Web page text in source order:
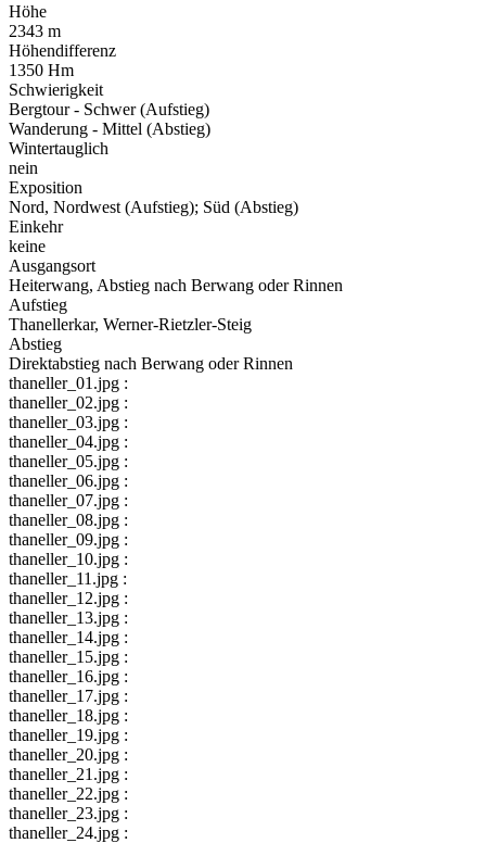
Höhe
2343 m
Höhendifferenz
1350 Hm
Schwierigkeit
Bergtour - Schwer (Aufstieg)
Wanderung - Mittel (Abstieg)
Wintertauglich
nein
Exposition
Nord, Nordwest (Aufstieg); Süd (Abstieg)
Einkehr
keine
Ausgangsort
Heiterwang, Abstieg nach Berwang oder Rinnen
Aufstieg
Thanellerkar, Werner-Rietzler-Steig
Abstieg
Direktabstieg nach Berwang oder Rinnen
thaneller_01.jpg :
thaneller_02.jpg :
thaneller_03.jpg :
thaneller_04.jpg :
thaneller_05.jpg :
thaneller_06.jpg :
thaneller_07.jpg :
thaneller_08.jpg :
thaneller_09.jpg :
thaneller_10.jpg :
thaneller_11.jpg :
thaneller_12.jpg :
thaneller_13.jpg :
thaneller_14.jpg :
thaneller_15.jpg :
thaneller_16.jpg :
thaneller_17.jpg :
thaneller_18.jpg :
thaneller_19.jpg :
thaneller_20.jpg :
thaneller_21.jpg :
thaneller_22.jpg :
thaneller_23.jpg :
thaneller_24.jpg :